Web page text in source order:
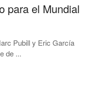
para el Mundial
Pubill y Eric García
de ...